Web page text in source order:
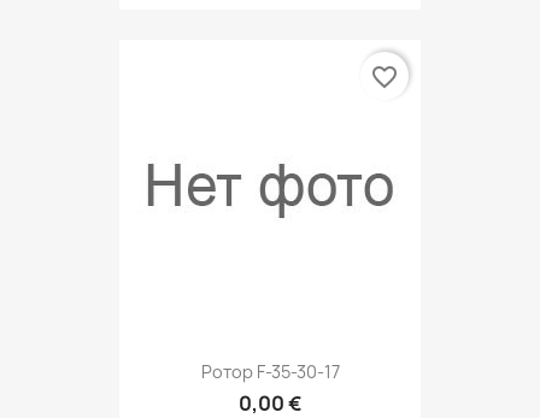
Ротор F-35-30-17
0,00 €
favorite_border